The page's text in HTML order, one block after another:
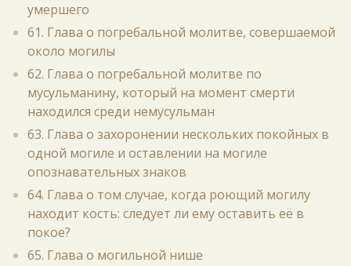
умершего
61. Глава о погребальной молитве, совершаемой
около могилы
62. Глава о погребальной молитве по
мусульманину, который на момент смерти
находился среди немусульман
63. Глава о захоронении нескольких покойных в
одной могиле и оставлении на могиле
опознавательных знаков
64. Глава о том случае, когда роющий могилу
находит кость: следует ли ему оставить её в
покое?
65. Глава о могильной нише